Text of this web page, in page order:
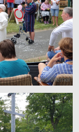
Lars Werner